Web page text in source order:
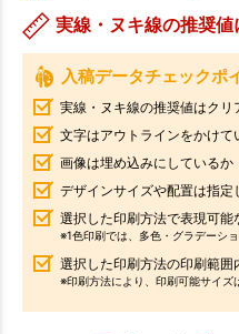
実線・ヌキ線の推奨値
入稿データチェックポ
実線・ヌキ線の推奨値はクリ
文字はアウトラインをかけて
画像は埋め込みにしているか
デザインサイズや配置は指定
選択した印刷方法で表現可
※1色印刷では、多色・グラデーシ
選択した印刷方法の印刷範
※印刷方法により、印刷可能サイズ